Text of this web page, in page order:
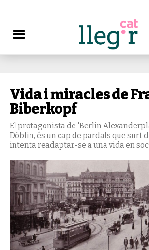
Vida i miracles de
Biberkopf
El protagonista de 'Berlin
Döblin, és un cap de pardals que surt
intenta readaptar-se a una vida en